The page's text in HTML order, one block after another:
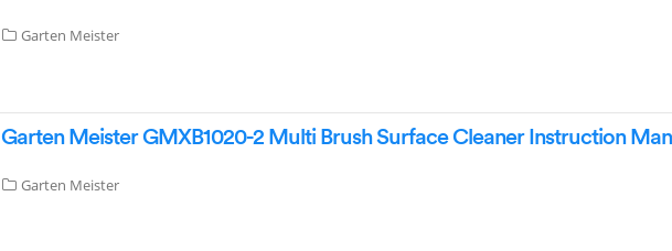
Garten Meister
Garten Meister GMXB1020-2 Multi Brush Surface Cleaner Instruction
Garten Meister